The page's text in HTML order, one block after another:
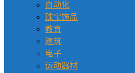
自动化
珠宝饰品
教育
建筑
电子
运动器材